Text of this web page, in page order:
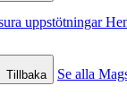
uppstötningar
Tillbaka
Se alla